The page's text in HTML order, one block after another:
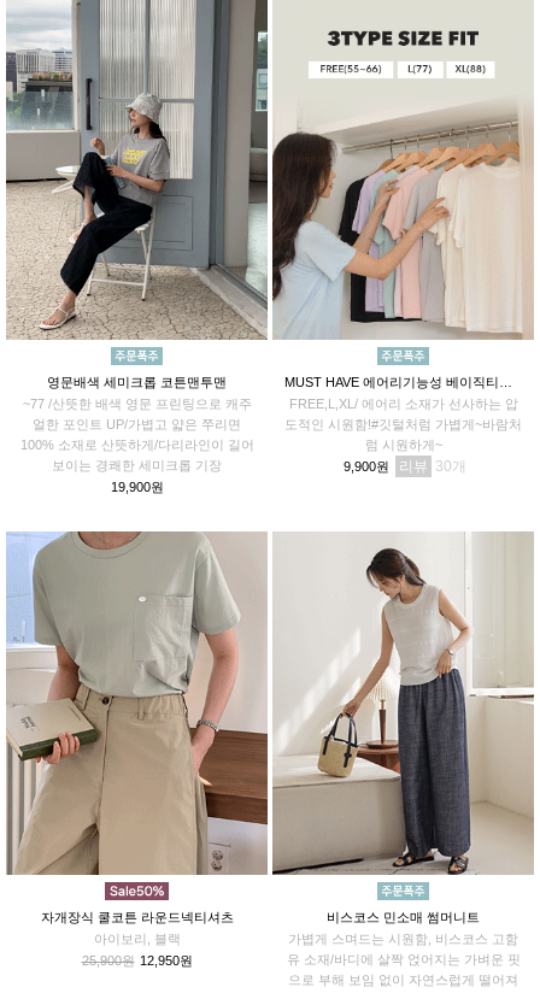
영문배색 세미크롭 코튼맨투맨
~77 /산뜻한 배색 영문 프린팅으로 캐주
얼한 포인트 UP/가볍고 얇은 쭈리면
100% 소재로 산뜻하게/다리라인이 길어
보이는 경쾌한 세미크롭 기장
19,900원
FREE,L,XL/ 에어리 소재가 선사하는 압
도적인 시원함!#깃털처럼 가볍게~바람처
럼 시원하게~
9,900원
리뷰 30
자개장식 쿨코튼 라운드넥티셔츠
아이보리, 블랙
25,900원 12,950원
비스코스 민소매 썸머니트
가볍게 스며드는 시원함, 비스코스 고함
유 소재/바디에 살짝 얹어지는 가벼운 핏
으로 부해 보임 없이 자연스럽게 떨어져